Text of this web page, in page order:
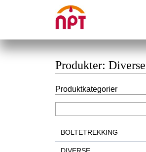
Produkter:
Produktkategorier
BOLTETREKKING
DIVERSE